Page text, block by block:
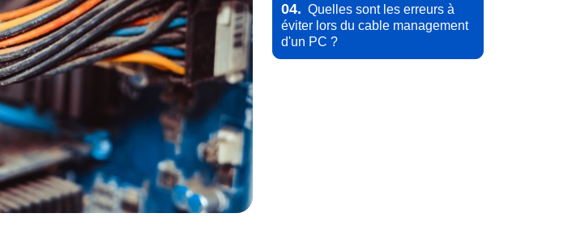
04. Quelles sont les erreurs à
éviter lors du cable management
d'un PC ?